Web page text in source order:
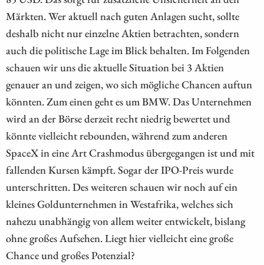
Märkten. Wer aktuell nach guten Anlagen sucht, sollte
deshalb nicht nur einzelne Aktien betrachten, sondern
auch die politische Lage im Blick behalten. Im Folgenden
schauen wir uns die aktuelle Situation bei 3 Aktien
genauer an und zeigen, wo sich mögliche Chancen auftun
könnten. Zum einen geht es um BMW. Das Unternehmen
wird an der Börse derzeit recht niedrig bewertet und
könnte vielleicht rebounden, während zum anderen
SpaceX in eine Art Crashmodus übergegangen ist und mit
fallenden Kursen kämpft. Sogar der IPO-Preis wurde
unterschritten. Des weiteren schauen wir noch auf ein
kleines Goldunternehmen in Westafrika, welches sich
nahezu unabhängig von allem weiter entwickelt, bislang
ohne großes Aufsehen. Liegt hier vielleicht eine große
Chance und großes Potenzial?